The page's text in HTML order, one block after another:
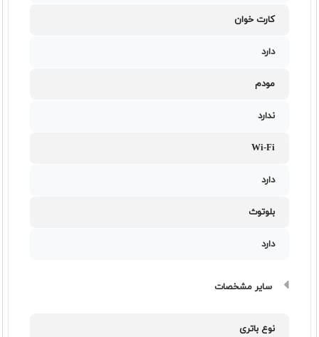
کارت خوان
دارد
مودم
ندارد
Wi-Fi
دارد
بلوتوث
دارد
سایر مشخصات
نوع باتری